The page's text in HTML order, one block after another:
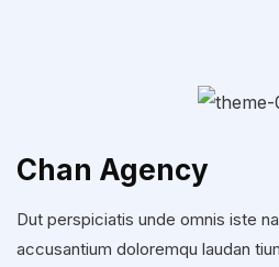
Chan Agency
Dut perspiciatis unde omnis iste
accusantium doloremqu laudan